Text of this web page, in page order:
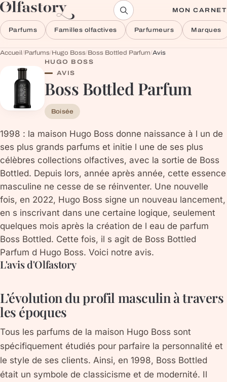
Aller au contenu MON CARNET
Parfums Familles olfactives Parfumeurs Marques
Accueil/Parfums/Hugo Boss/Boss Bottled Parfum/Avis
HUGO BOSS
AVIS
Boss Bottled Parfum
Boisée
1998 : la maison Hugo Boss donne naissance à l un de
ses plus grands parfums et initie l une de ses plus
célèbres collections olfactives, avec la sortie de Boss
Bottled. Depuis lors, année après année, cette essence
masculine ne cesse de se réinventer. Une nouvelle
fois, en 2022, Hugo Boss signe un nouveau lancement,
en s inscrivant dans une certaine logique, seulement
quelques mois après la création de l eau de parfum
Boss Bottled. Cette fois, il s agit de Boss Bottled
Parfum d Hugo Boss. Voici notre avis.
L'avis d'Olfastory
L’évolution du profil masculin à travers
les époques
Tous les parfums de la maison Hugo Boss sont
spécifiquement étudiés pour parfaire la personnalité et
le style de ses clients. Ainsi, en 1998, Boss Bottled
était un symbole de classicisme et de modernité. Il